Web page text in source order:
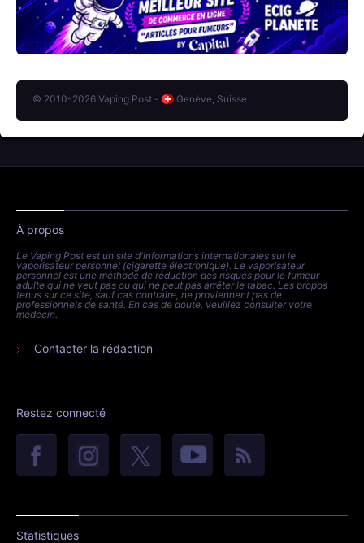
© 2010-2026 Vaping Post - Genève, Suisse
À propos
Le Vaping Post est un site d'informations internationales sur le
vaporisateur personnel (cigarette électronique). Le vaporisateur
personnel est une méthode de réduction des risques pour le fumeur
adulte qui ne veut pas ou qui ne peut pas arrêter le tabac. Les propos
tenus sur ce site, sauf cas contraire, ne proviennent pas de
professionnels de santé. En cas de doute, veuillez consulter votre
médecin.
Contacter la rédaction
Restez connecté
Statistiques